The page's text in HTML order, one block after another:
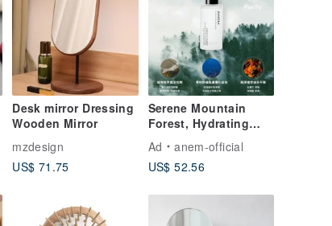
Desk mirror Dressing
Wooden Mirror
mzdesign
US$ 71.75
Serene Mountain
Forest, Hydrating
Gel
Ad
anem-official
US$ 52.56